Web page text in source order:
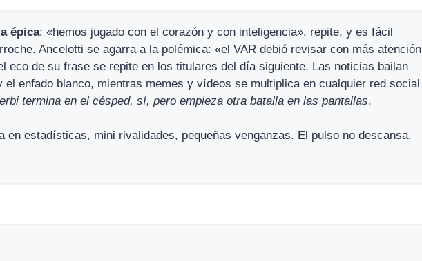
épica: «hemos jugado con el corazón y con inteligencia», repite, y es fácil
Ancelotti se agarra a la polémica: «el VAR debió revisar con más atención
eco de su frase se repite en los titulares del día siguiente. Las noticias bailan
el enfado blanco, mientras memes y vídeos se multiplica en cualquier red social
termina en el césped, sí, pero empieza otra batalla en las pantallas.
en estadísticas, mini rivalidades, pequeñas venganzas. El pulso no descansa.